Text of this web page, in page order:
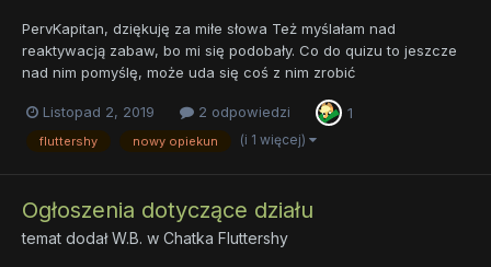
PervKapitan, dziękuję za miłe słowa Też myślałam nad
reaktywacją zabaw, bo mi się podobały. Co do quizu to jeszcze
nad nim pomyślę, może uda się coś z nim zrobić
Listopad 2, 2019 2 odpowiedzi 1
fluttershy nowy opiekun (i 1 więcej)
Ogłoszenia dotyczące działu
temat dodałW.B. w Chatka Fluttershy